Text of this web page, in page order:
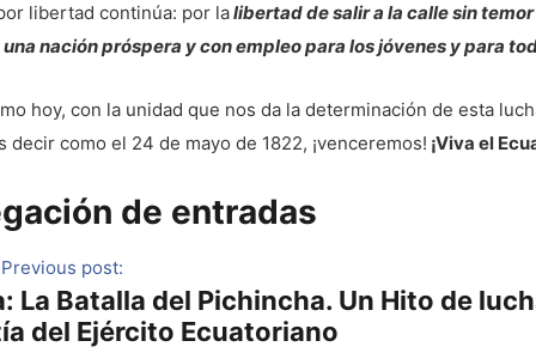
libertad continúa: por lalibertad de salir a la calle sin temor
una nación próspera y con empleo para los jóvenes y para
hoy, con la unidad que nos da la determinación de esta
decir como el 24 de mayo de 1822, ¡venceremos! ¡Viva el
de entradas
Previous post:
La Batalla del Pichincha. Un Hito de
del Ejército Ecuatoriano